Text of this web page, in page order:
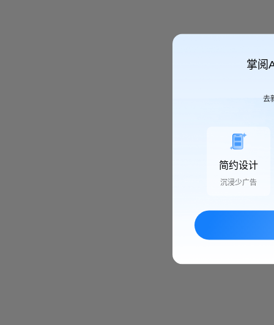
掌阅
去
简约设计
沉浸少广告